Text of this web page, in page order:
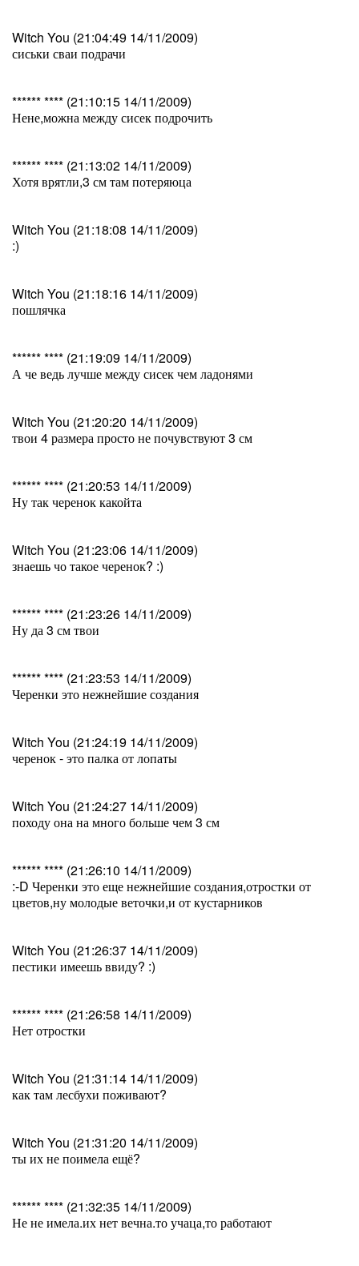
Witch You (21:04:49 14/11/2009)
сиськи сваи подрачи
****** **** (21:10:15 14/11/2009)
Нене,можна между сисек подрочить
****** **** (21:13:02 14/11/2009)
Хотя врятли,3 см там потеряюца
Witch You (21:18:08 14/11/2009)
:)
Witch You (21:18:16 14/11/2009)
пошлячка
****** **** (21:19:09 14/11/2009)
А че ведь лучше между сисек чем ладонями
Witch You (21:20:20 14/11/2009)
твои 4 размера просто не почувствуют 3 см
****** **** (21:20:53 14/11/2009)
Ну так черенок какойта
Witch You (21:23:06 14/11/2009)
знаешь чо такое черенок? :)
****** **** (21:23:26 14/11/2009)
Ну да 3 см твои
****** **** (21:23:53 14/11/2009)
Черенки это нежнейшие создания
Witch You (21:24:19 14/11/2009)
черенок - это палка от лопаты
Witch You (21:24:27 14/11/2009)
походу она на много больше чем 3 см
****** **** (21:26:10 14/11/2009)
:-D Черенки это еще нежнейшие создания,отростки от
цветов,ну молодые веточки,и от кустарников
Witch You (21:26:37 14/11/2009)
пестики имеешь ввиду? :)
****** **** (21:26:58 14/11/2009)
Нет отростки
Witch You (21:31:14 14/11/2009)
как там лесбухи поживают?
Witch You (21:31:20 14/11/2009)
ты их не поимела ещё?
****** **** (21:32:35 14/11/2009)
Не не имела.их нет вечна.то учаца,то работают